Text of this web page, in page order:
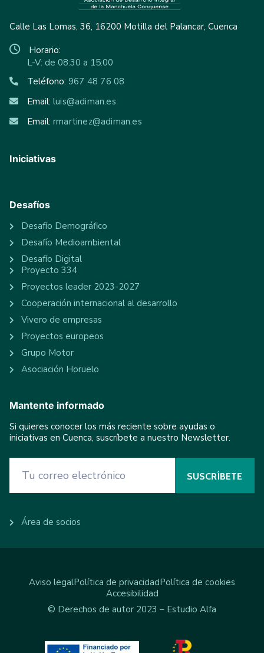
Calle Las Lomas, 36, 16200 Motilla del Palancar, Cuenca
Horario:
L-V: de 08:30 a 15:00
Teléfono: 967 48 76 08
Email: luis@adiman.es
Email: rmartinez@adiman.es
Iniciativas
Desafíos
Desafío Demográfico
Desafío Medioambiental
Desafío Digital
Proyecto 334
Proyectos leader 2023-2027
Cooperación internacional al desarrollo
Vivero de empresas
Proyectos europeos
Grupo Motor
Asociación Horuelo
Mantente informado
Si quieres conocer los más reciente sobre ayudas o
iniciativas en Cuenca, suscríbete a nuestro Newsletter.
Área de socios
Aviso legalPolítica de privacidadPolítica de cookies
Accesibilidad
© Derechos de autor 2023 – Estudio Alfa